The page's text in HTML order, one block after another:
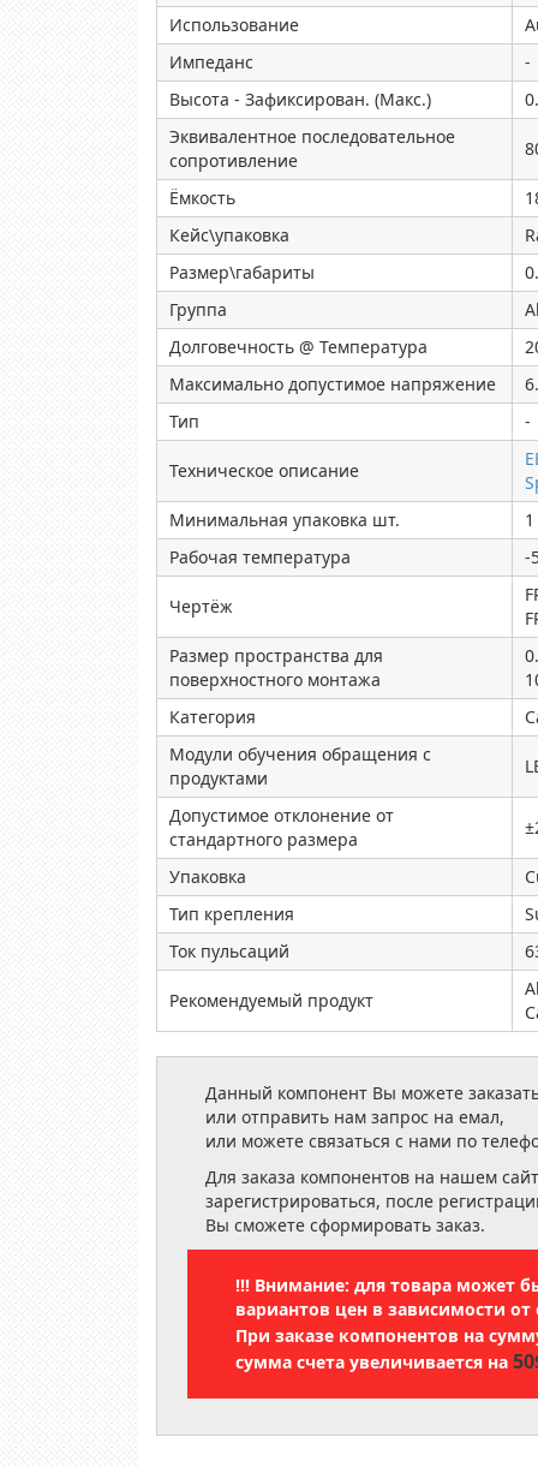
Использование
Импеданс
-
Высота - Зафиксирован. (Макс.)
Эквивалентное последовательное
сопротивление
Ёмкость
Кейс\упаковка
Размер\габариты
Группа
Долговечность @ Температура
Максимально допустимое напряжение
Тип
-
Техническое описание
Минимальная упаковка шт.
1
Рабочая температура
-
Чертёж
Размер пространства для
поверхностного монтажа
Категория
Модули обучения обращения с
продуктами
Допустимое отклонение от
стандартного размера
Упаковка
Тип крепления
Ток пульсаций
Рекомендуемый продукт
Данный компонент Вы можете
или отправить нам запрос на емал,
или можете связаться с нами по
Для заказа компонентов на нашем
зарегистрироваться, после
Вы сможете сформировать заказ.
!!! Внимание: для товара может
вариантов цен в зависимости от
При заказе компонентов на
сумма счета увеличивается на